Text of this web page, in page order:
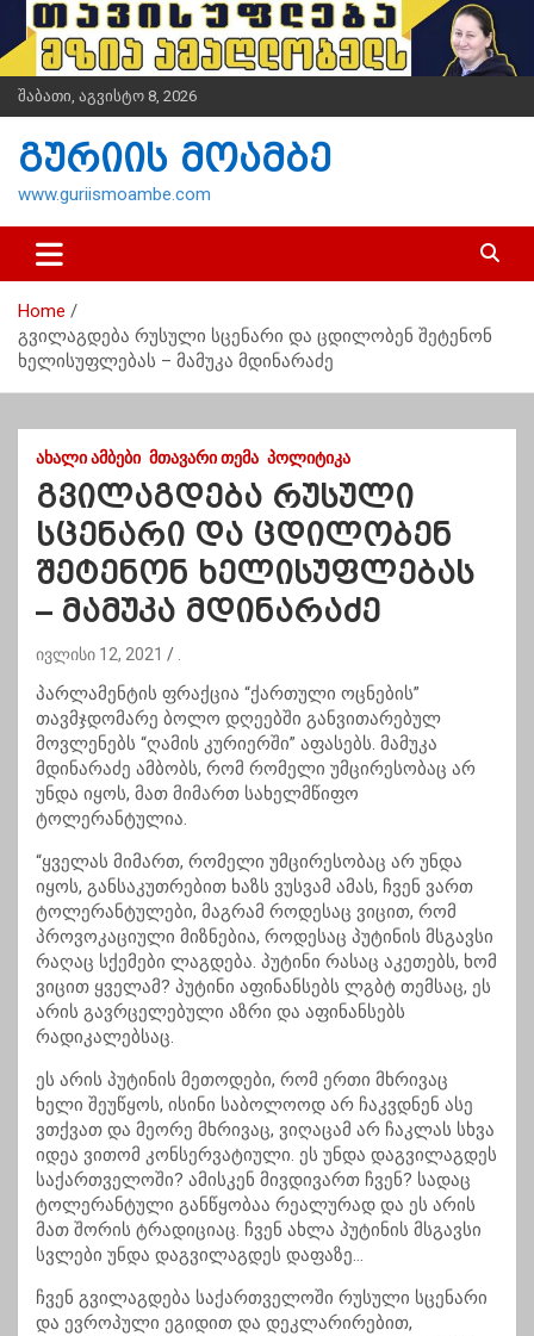
i
t
n
შაბათი, აგვისტო 8, 2026
გურიის მოამბე
www.guriismoambe.com
Home
​გვილაგდება რუსული სცენარი და ცდილობენ შეტენონ
ხელისუფლებას – მამუკა მდინარაძე
ᲐᲮᲐᲚᲘ ᲐᲛᲑᲔᲑᲘ ᲛᲗᲐᲕᲐᲠᲘ ᲗᲔᲛᲐ ᲞᲝᲚᲘᲢᲘᲙᲐ
​გვილაგდება რუსული
სცენარი და ცდილობენ
შეტენონ ხელისუფლებას
– მამუკა მდინარაძე
ივლისი 12, 2021
პარლამენტის ფრაქცია “ქართული ოცნების”
თავმჯდომარე ბოლო დღეებში განვითარებულ
მოვლენებს “ღამის კურიერში” აფასებს. მამუკა
მდინარაძე ამბობს, რომ რომელი უმცირესობაც არ
უნდა იყოს, მათ მიმართ სახელმწიფო
ტოლერანტულია.
“ყველას მიმართ, რომელი უმცირესობაც არ უნდა
იყოს, განსაკუთრებით ხაზს ვუსვამ ამას, ჩვენ ვართ
ტოლერანტულები, მაგრამ როდესაც ვიცით, რომ
პროვოკაციული მიზნებია, როდესაც პუტინის მსგავსი
რაღაც სქემები ლაგდება. პუტინი რასაც აკეთებს, ხომ
ვიცით ყველამ? პუტინი აფინანსებს ლგბტ თემსაც, ეს
არის გავრცელებული აზრი და აფინანსებს
რადიკალებსაც.
ეს არის პუტინის მეთოდები, რომ ერთი მხრივაც
ხელი შეუწყოს, ისინი საბოლოოდ არ ჩაკვდნენ ასე
ვთქვათ და მეორე მხრივაც, ვიღაცამ არ ჩაკლას სხვა
იდეა ვითომ კონსერვატიული. ეს უნდა დაგვილაგდეს
საქართველოში? ამისკენ მივდივართ ჩვენ? სადაც
ტოლერანტული განწყობაა რეალურად და ეს არის
მათ შორის ტრადიციაც. ჩვენ ახლა პუტინის მსგავსი
სვლები უნდა დაგვილაგდეს დაფაზე…
ჩვენ გვილაგდება საქართველოში რუსული სცენარი
და ევროპული ეგიდით და დეკლარირებით,